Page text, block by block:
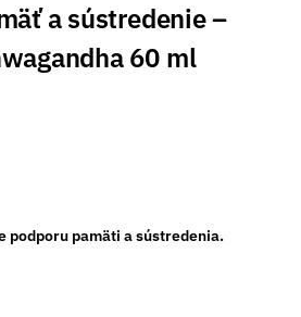
a sústredenie –⁠⁠⁠⁠⁠⁠
60 ml
podporu pamäti a sústredenia.